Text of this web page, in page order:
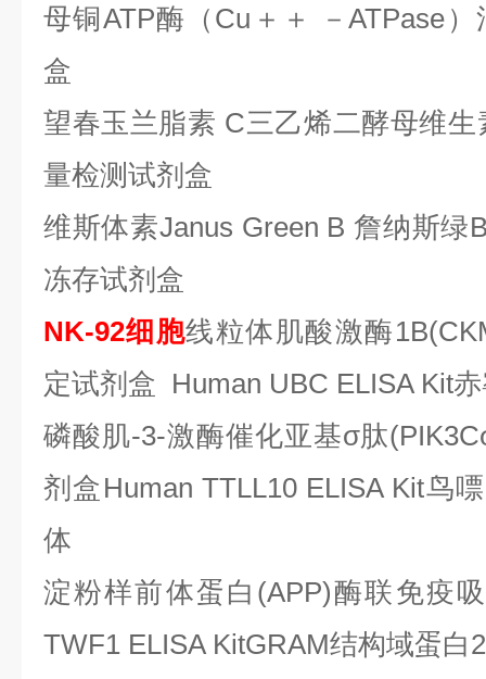
母铜ATP酶（Cu＋＋ －ATPase
盒
望春玉兰脂素 C三乙烯二酵母维
量检测试剂盒
维斯体素Janus Green B 詹纳斯
冻存试剂盒
NK-92细胞线粒体肌酸激酶
定试剂盒 Human UBC ELISA Kit
磷酸肌-3-激酶催化亚基σ肽
剂盒Human TTLL10 ELISA Kit鸟
体
淀粉样前体蛋白 (APP)酶联免疫
TWF1 ELISA KitGRAM结构域蛋白